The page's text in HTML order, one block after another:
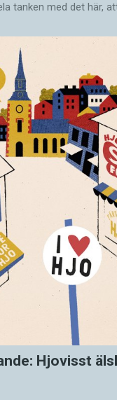
tanken med det här,
Hjovisst